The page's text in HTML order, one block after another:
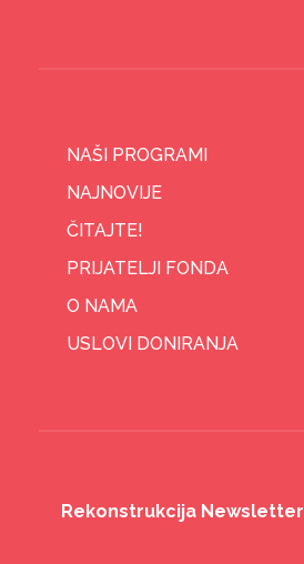
NAŠI PROGRAMI
NAJNOVIJE
ČITAJTE!
PRIJATELJI FONDA
O NAMA
USLOVI DONIRANJA
Rekonstrukcija Newsletter